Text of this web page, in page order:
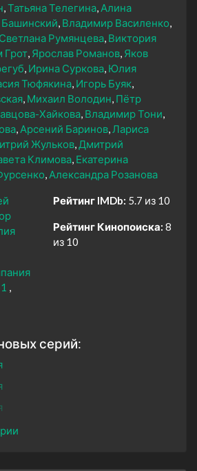
Татьяна Телегина Алина
Башинский Владимир Василенко
Светлана Румянцева Виктория
Грот Ярослав Романов Яков
Ирина Суркова Юлия
Тюфякина Игорь Буяк
Михаил Володин Пётр
Хайкова Владимир Тони
Арсений Баринов Лариса
Жульков Дмитрий
Климова Екатерина
Александра Розанова
Рейтинг IMDb: 5.7 из 10
Рейтинг Кинопоиска: 8
из 10
серий: